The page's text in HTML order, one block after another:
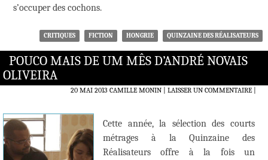
s’occuper des cochons.
CRITIQUES FICTION HONGRIE QUINZAINE DES RÉALISATEURS
POUCO MAIS DE UM MÊS D’ANDRÉ NOVAIS
OLIVEIRA
20 MAI 2013 CAMILLE MONIN LAISSER UN COMMENTAIRE|
Cette année, la sélection des courts
métrages à la Quinzaine des
Réalisateurs offre à la fois un